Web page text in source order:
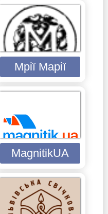
Мрії Марії
MagnitikUA